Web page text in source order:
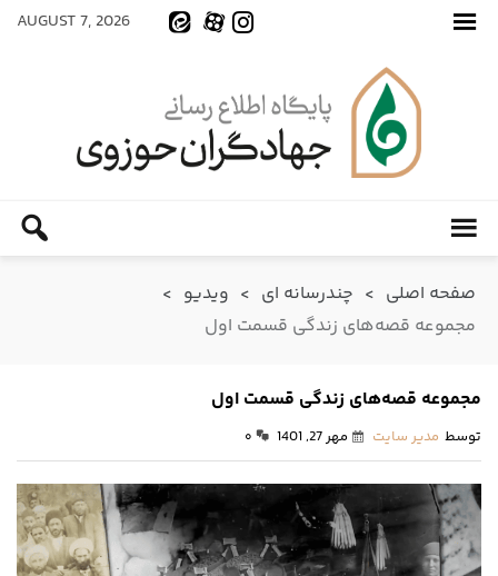
AUGUST 7, 2026
صفحه اصلی > چندرسانه ای > ویدیو >
مجموعه قصه‌های زندگی قسمت اول
مجموعه قصه‌های زندگی قسمت اول
توسط مدیر سایت مهر 27, 1401 ۰